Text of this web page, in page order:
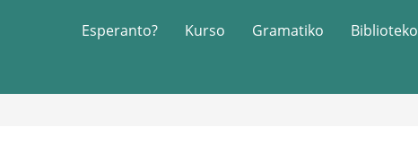
Esperanto? Kurso Gramatiko Biblioteko